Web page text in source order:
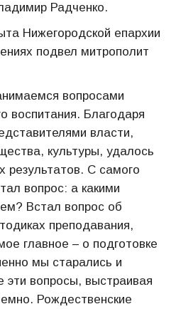
Радченко.
Нижегородской епархии
подвел митрополит
вопросами
воспитания. Благодаря
власти,
культуры, удалось
результатов. С самого
вопрос: а какими
Встал вопрос об
преподавания,
главное – о подготовке
мы старались и
эти вопросы, выстраивая
Рождественские